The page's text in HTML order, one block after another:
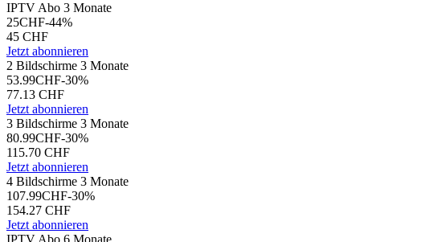
IPTV Abo 3 Monate
25CHF-44%
45 CHF
Jetzt abonnieren
2 Bildschirme 3 Monate
53.99CHF-30%
77.13 CHF
Jetzt abonnieren
3 Bildschirme 3 Monate
80.99CHF-30%
115.70 CHF
Jetzt abonnieren
4 Bildschirme 3 Monate
107.99CHF-30%
154.27 CHF
Jetzt abonnieren